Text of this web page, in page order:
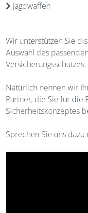
Jagdwaffen
Wir unterstützen Sie
Auswahl des
Versicherungsschutzes.
Natürlich nennen wir
Partner, die Sie für die
Sicherheitskonzeptes
Sprechen Sie uns dazu